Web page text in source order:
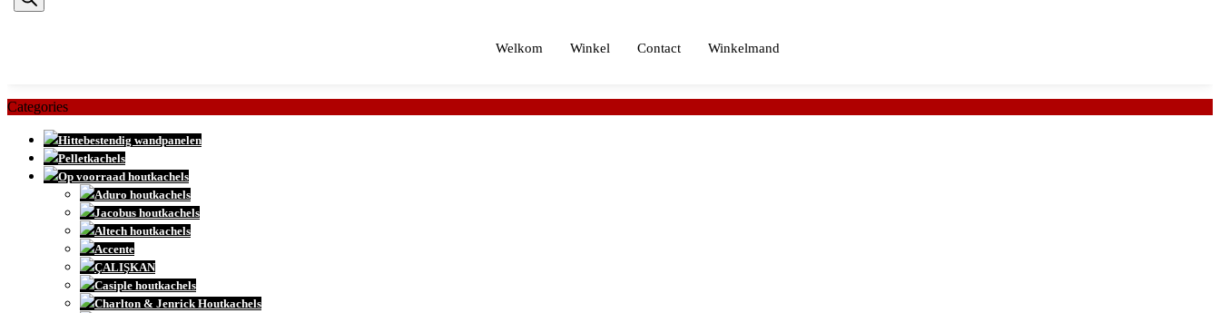
Welkom Winkel Contact Winkelmand
Categories
Hittebestendig wandpanelen
Pelletkachels
Op voorraad houtkachels
Aduro houtkachels
Jacobus houtkachels
Altech houtkachels
Accente
ÇALIŞKAN
Casiple houtkachels
Charlton & Jenrick Houtkachels